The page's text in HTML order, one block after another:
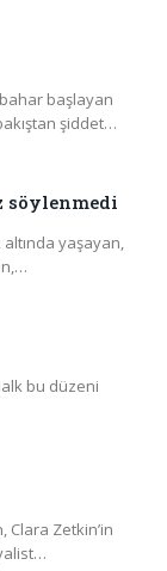
başlayan
şiddet…
söylenmedi
altında yaşayan,
bu düzeni
Clara Zetkin’in